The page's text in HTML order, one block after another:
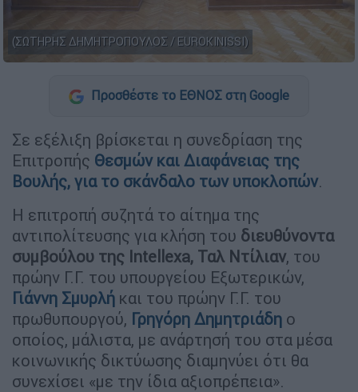
(ΣΩΤΗΡΗΣ ΔΗΜΗΤΡΟΠΟΥΛΟΣ / EUROKINISSI)
Προσθέστε το ΕΘΝΟΣ στη Google
Σε εξέλιξη βρίσκεται η συνεδρίαση της
Επιτροπής Θεσμών και Διαφάνειας της
Βουλής, για το σκάνδαλο των υποκλοπών.
Η επιτροπή συζητά το αίτημα της
αντιπολίτευσης για κλήση του διευθύνοντα
συμβούλου της Intellexa, Ταλ Ντίλιαν, του
πρώην Γ.Γ. του υπουργείου Εξωτερικών,
Γιάννη Σμυρλή και του πρώην Γ.Γ. του
πρωθυπουργού, Γρηγόρη Δημητριάδη ο
οποίος, μάλιστα, με ανάρτησή του στα μέσα
κοινωνικής δικτύωσης διαμηνύει ότι θα
συνεχίσει «με την ίδια αξιοπρέπεια».